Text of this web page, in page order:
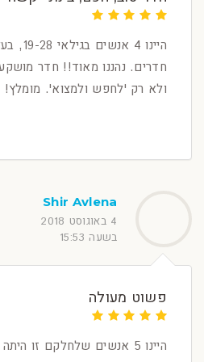
חדרים. נהננו מאוד!! חדר
ולא רק 'לחפש ולמצוא'. מומלץ!
Shir Avlena
4 באוגוסט 2018
בשעה 15:53
פשוט מעולה
היינו 5 אנשים שלחלקם זו